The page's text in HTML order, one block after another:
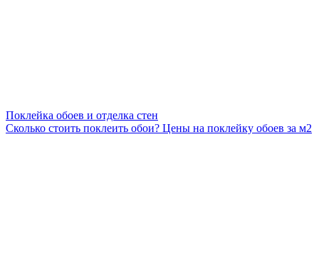
Поклейка обоев и отделка стен
Сколько стоить поклеить обои? Цены на поклейку обоев за м2